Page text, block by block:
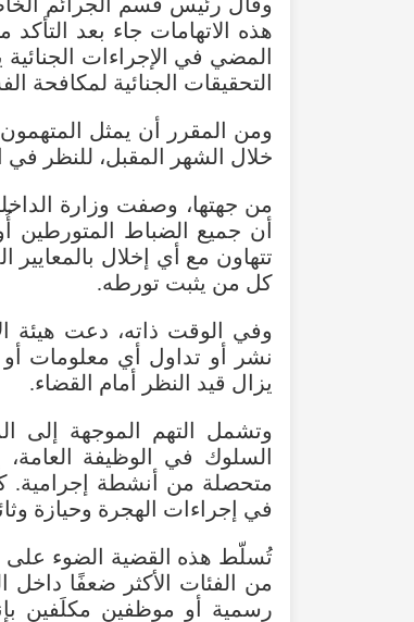
هذه الاتهامات جاء بعد
المضي في الإجراءات
التحقيقات الجنائية لمكافحة
ومن المقرر أن يمثل
خلال الشهر المقبل، للنظر في
من جهتها، وصفت وزارة
أن جميع الضباط المتورطين
تتهاون مع أي إخلال
كل من يثبت تورطه.
وفي الوقت ذاته، دعت هيئة
نشر أو تداول أي معلومات
يزال قيد النظر أمام القضاء.
وتشمل التهم الموجهة إلى
السلوك في الوظيفة
متحصلة من أنشطة إجرامية.
في إجراءات الهجرة وحيازة
تُسلّط هذه القضية الضوء على
من الفئات الأكثر ضعفًا داخل
رسمية أو موظفين مكلَفين